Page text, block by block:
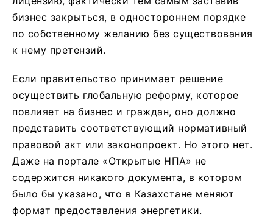
бизнес закрыться, в одностороннем порядке
по собственному желанию без существования
к нему претензий.
Если правительство принимает решение
осуществить глобальную реформу, которое
повлияет на бизнес и граждан, оно должно
представить соответствующий нормативный
правовой акт или законопроект. Но этого нет.
Даже на портале «Открытые НПА» не
содержится никакого документа, в котором
было бы указано, что в Казахстане меняют
формат предоставления энергетики.